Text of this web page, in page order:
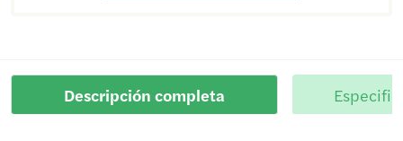
Descripción completa